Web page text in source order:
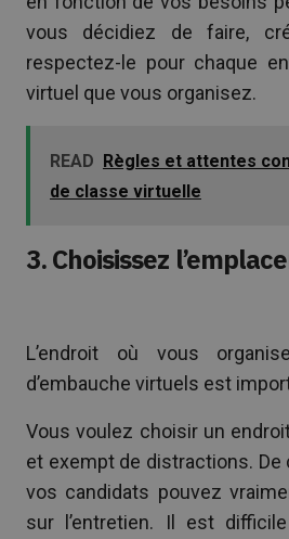
vous décidiez de faire,
respectez-le pour chaque
virtuel que vous organisez.
READ Règles et attentes
de classe virtuelle
3. Choisissez
L’endroit où vous
d’embauche virtuels est
Vous voulez choisir un
et exempt de distractions.
vos candidats pouvez
sur l’entretien. Il est